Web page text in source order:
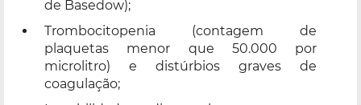
de Basedow);
Trombocitopenia (contagem de
plaquetas menor que 50.000 por
microlitro) e distúrbios graves de
coagulação;